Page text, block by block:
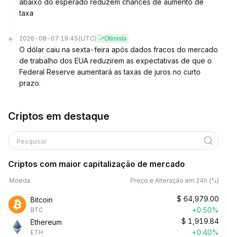
abaixo do esperado reduzem chances de aumento de
taxa
2026-08-07 19:45 (UTC) Otimista
O dólar caiu na sexta-feira após dados fracos do mercado
de trabalho dos EUA reduzirem as expectativas de que o
Federal Reserve aumentará as taxas de juros no curto
prazo.
Criptos em destaque
Pesquisar
Criptos com maior capitalização de mercado
Moeda Preço e Alteração em 24h (%)
Bitcoin
BTC
$ 64,979.00
+0.50%
Ethereum
ETH
$ 1,919.84
+0.40%